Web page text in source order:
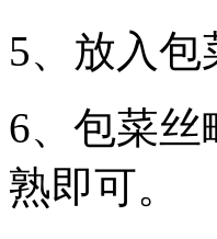
5、放入
6、包菜
熟即可。